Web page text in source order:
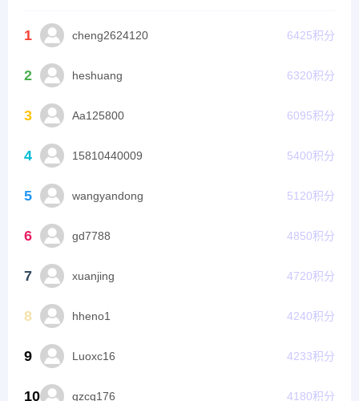
1 cheng2624120 6425积分
2 heshuang 6320积分
3 Aa125800 6095积分
4 15810440009 5400积分
5 wangyandong 5120积分
6 gd7788 4850积分
7 xuanjing 4720积分
8 hheno1 4240积分
9 Luoxc16 4233积分
10 qzcq176 4180积分